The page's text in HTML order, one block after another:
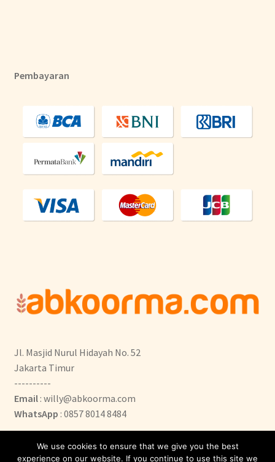
Pembayaran
Jl. Masjid Nurul Hidayah No. 52
Jakarta Timur
----------
Email : willy@abkoorma.com
WhatsApp : 0857 8014 8484
We use cookies to ensure that we give you the best
experience on our website. If you continue to use this site we